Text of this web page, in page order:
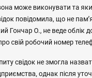
може виконувати та
повідомила, що не
Гончар О., не веде облік
свій робочий номер
свідок не змогла
однак після